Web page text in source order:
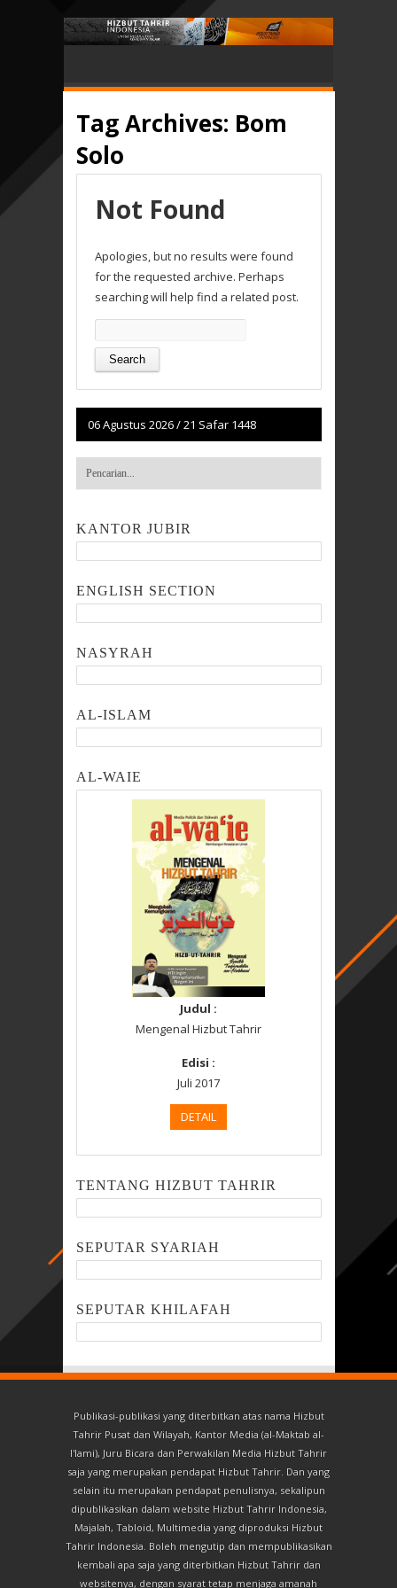
Tag Archives: Bom
Solo
Not Found
Apologies, but no results were found
for the requested archive. Perhaps
searching will help find a related post.
for:
06 Agustus 2026/21 Safar 1448
KANTOR JUBIR
ENGLISH SECTION
NASYRAH
AL-ISLAM
AL-WAIE
Judul :
Mengenal Hizbut Tahrir
Edisi :
Juli 2017
DETAIL
TENTANG HIZBUT TAHRIR
SEPUTAR SYARIAH
SEPUTAR KHILAFAH
Publikasi-publikasi yang diterbitkan atas nama Hizbut
Tahrir Pusat dan Wilayah, Kantor Media (al-Maktab al-
I'lami), Juru Bicara dan Perwakilan Media Hizbut Tahrir
saja yang merupakan pendapat Hizbut Tahrir. Dan yang
selain itu merupakan pendapat penulisnya, sekalipun
dipublikasikan dalam website Hizbut Tahrir Indonesia,
Majalah, Tabloid, Multimedia yang diproduksi Hizbut
Tahrir Indonesia. Boleh mengutip dan mempublikasikan
kembali apa saja yang diterbitkan Hizbut Tahrir dan
websitenya, dengan syarat tetap menjaga amanah